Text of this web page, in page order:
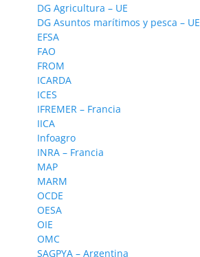
DG Agricultura – UE
DG Asuntos marítimos y pesca – UE
EFSA
FAO
FROM
ICARDA
ICES
IFREMER – Francia
IICA
Infoagro
INRA – Francia
MAP
MARM
OCDE
OESA
OIE
OMC
SAGPYA – Argentina